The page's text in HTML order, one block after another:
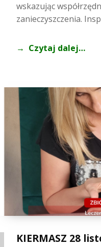
wskazując
zanieczyszczenia.
Czytaj dalej…
KIERMASZ 28